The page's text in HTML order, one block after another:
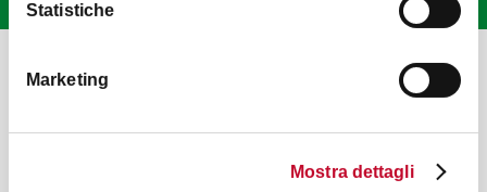
Statistiche
Marketing
Mostra dettagli